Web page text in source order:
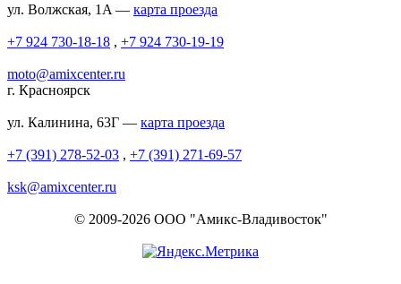
ул. Волжская, 1A — карта проезда
+7 924 730-18-18 , +7 924 730-19-19
moto@amixcenter.ru
г. Красноярск
ул. Калинина, 63Г — карта проезда
+7 (391) 278-52-03 , +7 (391) 271-69-57
ksk@amixcenter.ru
© 2009-2026 ООО "Амикс-Владивосток"